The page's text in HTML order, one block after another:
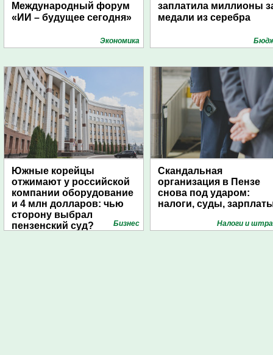
Международный форум
«ИИ – будущее сегодня»
Экономика
заплатила миллионы
медали из серебра
Южные корейцы
отжимают у российской
компании оборудование
и 4 млн долларов: чью
сторону выбрал
пензенский суд?
Бизнес
Скандальная
организация в Пензе
снова под ударом:
налоги, суды,
Налоги и